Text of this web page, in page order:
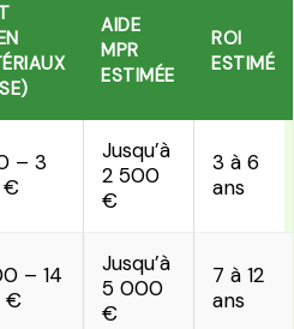
AIDE
MPR
ESTIMÉE
ROI
ESTIMÉ
– 3
€
Jusqu’à
2 500
€
3 à 6
ans
– 14
€
Jusqu’à
5 000
€
7 à 12
ans